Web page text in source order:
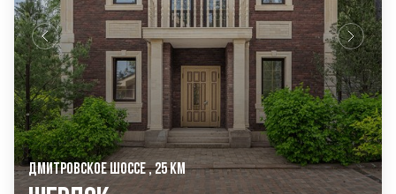
ДМИТРОВСКОЕ ШОССЕ , 25 КМ